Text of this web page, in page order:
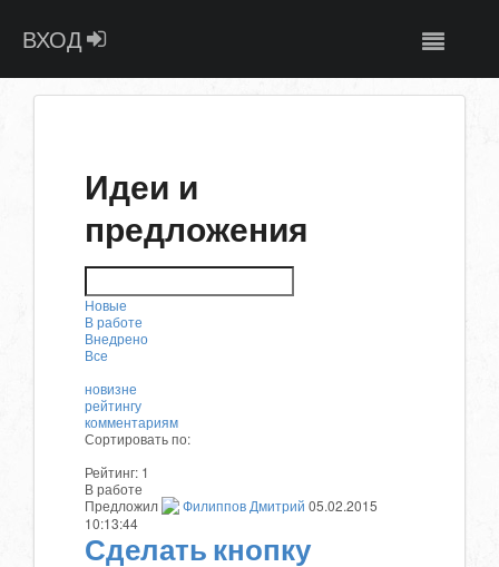
ВХОД
Идеи и
предложения
Новые
В работе
Внедрено
Все
новизне
рейтингу
комментариям
Сортировать по:
Рейтинг: 1
В работе
Предложил
Филиппов Дмитрий 05.02.2015
10:13:44
Сделать кнопку